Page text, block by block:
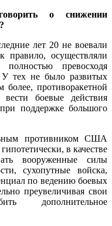
о снижении
лет 20 не воевали
осуществляли
полностью превосходя
тех не было развитых
противоракетной
боевые действия
поддержке большого
противником США
в качестве
вооруженные силы
сухопутные войска,
по ведению боевых
преувеличивая свои
дополнительное